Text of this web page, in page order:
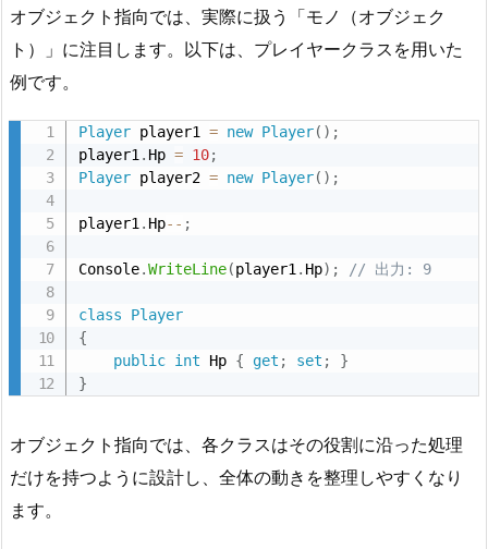
指
向
場
合
2.
オ
ブ
ジ
ェ
ク
ト
指
向
プ
ロ
ー
オブジェクト指向では、実際に扱う「モノ（オブジェク
ト）」に注目します。以下は、プレイヤークラスを用いた
例です。
Player player1 = new Player( ) ;
player1 . Hp = 10;
Player player2 = new Player( ) ;
player1 . Hp-- ;
Console.WriteLine(player1 . Hp) ; // 出力: 9
class
Player
{
public int Hp { get ; set ;
}
}
オブジェクト指向では、各クラスはその役割に沿った処理
だけを持つように設計し、全体の動きを整理しやすくなり
ます。